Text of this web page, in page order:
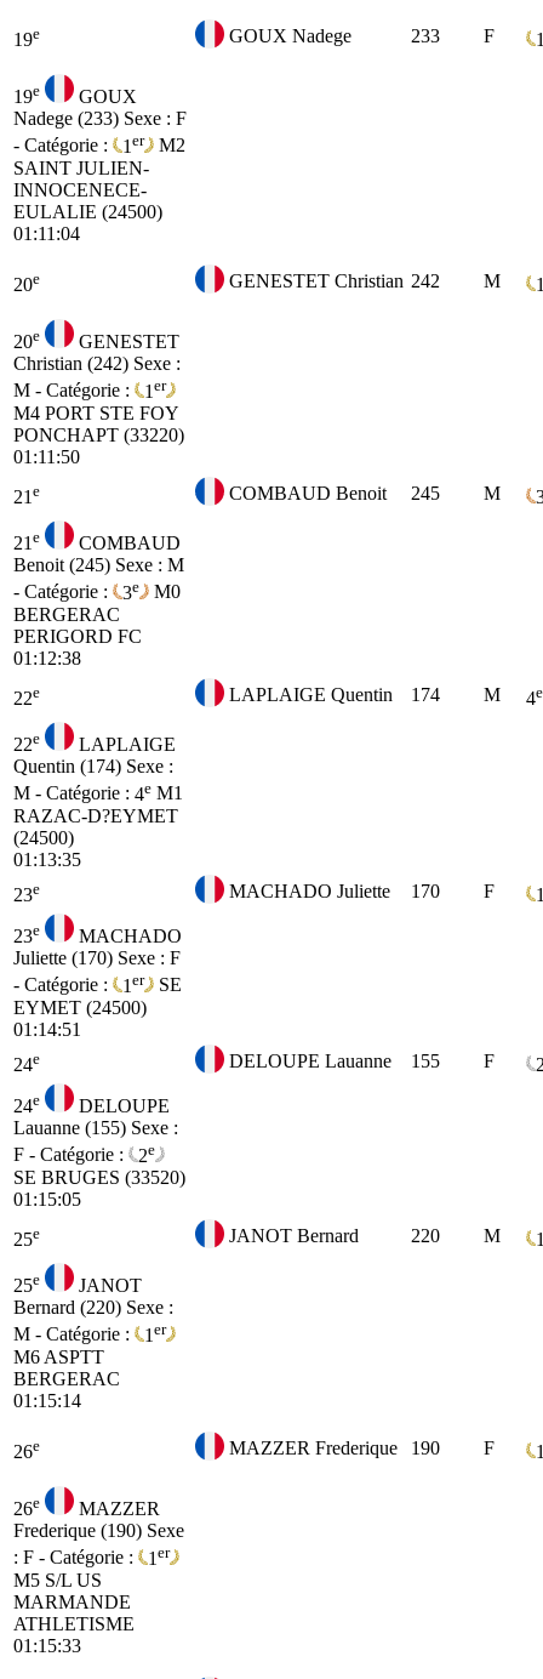
19e GOUX Nadege 233 F
19e
GOUX
Nadege (233) Sexe : F
- Catégorie :
1 er
M2
SAINT JULIEN-
INNOCENECE-
EULALIE (24500)
01:11:04
20e GENESTET Christian 242 M
20e
GENESTET
Christian (242) Sexe :
M - Catégorie :
1 er
M4 PORT STE FOY
PONCHAPT (33220)
01:11:50
21 e COMBAUD Benoit 245 M
21 e
COMBAUD
Benoit (245) Sexe : M
- Catégorie :
3e
M0
BERGERAC
PERIGORD FC
01:12:38
22e LAPLAIGE Quentin 174 M 4e
22e
LAPLAIGE
Quentin (174) Sexe :
M - Catégorie : 4e M1
RAZAC-D?EYMET
(24500)
01:13:35
23e MACHADO Juliette 170 F
23e
MACHADO
Juliette (170) Sexe : F
- Catégorie :
1 er
SE
EYMET (24500)
01:14:51
24e DELOUPE Lauanne 155 F
24e
DELOUPE
Lauanne (155) Sexe :
F - Catégorie :
2e
SE BRUGES (33520)
01:15:05
25e JANOT Bernard 220 M
25e
JANOT
Bernard (220) Sexe :
M - Catégorie :
1 er
M6 ASPTT
BERGERAC
01:15:14
26e MAZZER Frederique 190 F
26e
MAZZER
Frederique (190) Sexe
: F - Catégorie :
1 er
M5 S/L US
MARMANDE
ATHLETISME
01:15:33